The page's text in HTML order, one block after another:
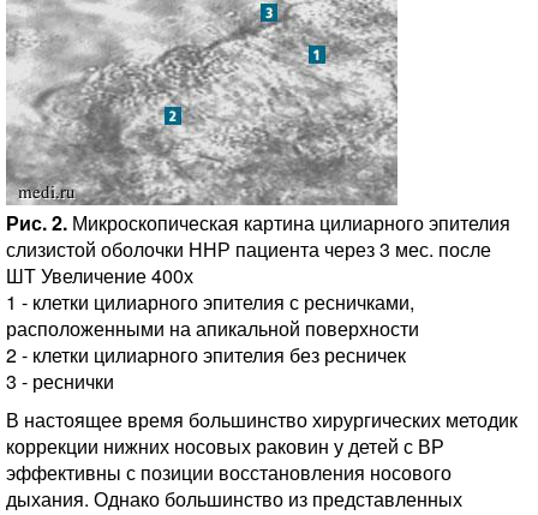
Рис. 2. Микроскопическая картина цилиарного эпителия
слизистой оболочки ННР пациента через 3 мес. после
ШТ Увеличение 400х
1 - клетки цилиарного эпителия с ресничками,
расположенными на апикальной поверхности
2 - клетки цилиарного эпителия без ресничек
3 - реснички
В настоящее время большинство хирургических методик
коррекции нижних носовых раковин у детей с ВР
эффективны с позиции восстановления носового
дыхания. Однако большинство из представленных